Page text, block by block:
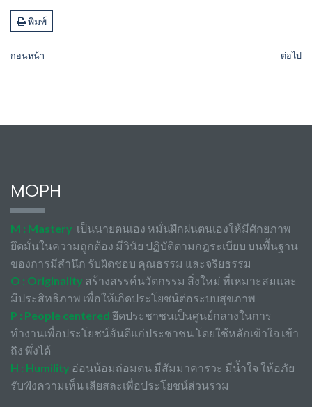
พิมพ์
ก่อนหน้า ต่อไป
MOPH
M : Mastery เป็นนายตนเอง หมั่นฝึกฝนตนเองให้มีศักยภาพ
ยึดมั่นในความถูกต้อง มีวินัย ปฏิบัติตามกฎระเบียบ บนพื้นฐาน
ของการมีสำนึก รับผิดชอบ คุณธรรม และจริยธรรม
O : Originality สร้างสรรค์นวัตกรรม สิ่งใหม่ ที่เหมาะสมและ
มีประสิทธิภาพ เพื่อให้เกิดประโยชน์ต่อระบบสุขภาพ
P : People centered ยึดประชาชนเป็นศูนย์กลางในการ
ทำงานเพื่อประโยชน์อันดีแก่ประชาชน โดยใช้หลักเข้าใจ เข้า
ถึง พึ่งได้
H : Humility อ่อนน้อมถ่อมตน มีสัมมาคารวะ มีน้ำใจ ให้อภัย
รับฟังความเห็น เสียสละเพื่อประโยชน์ส่วนรวม